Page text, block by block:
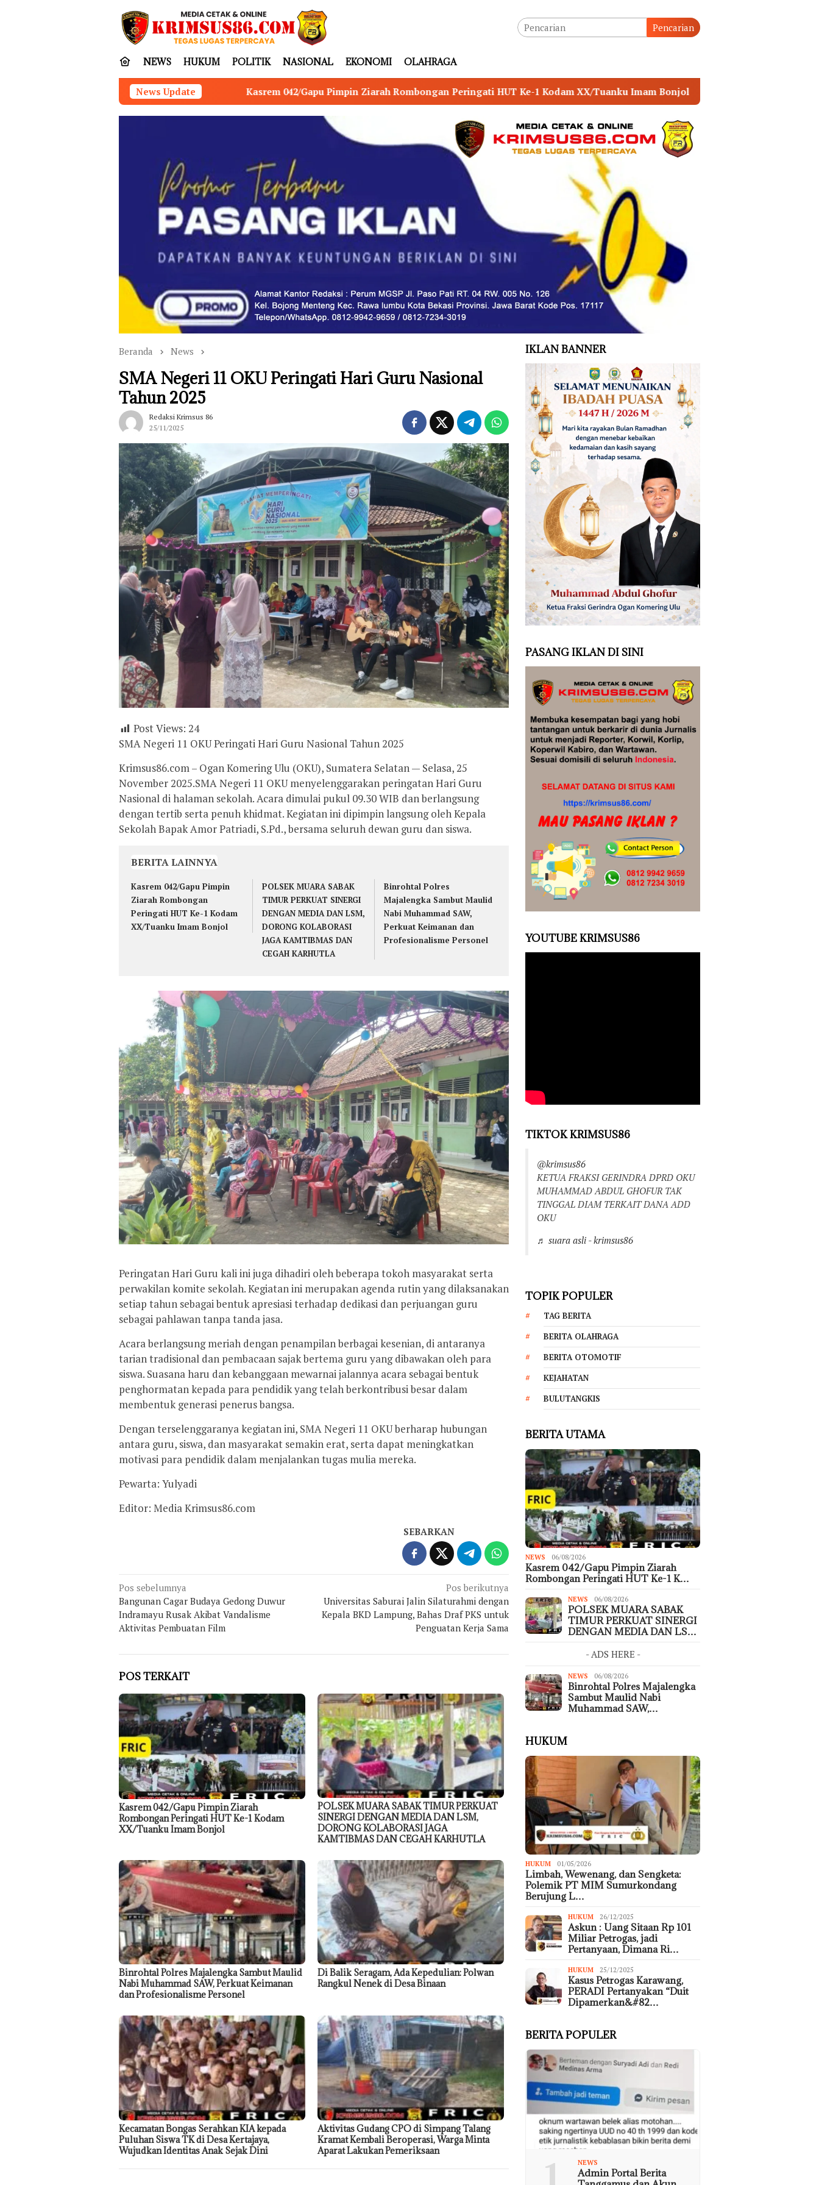
Pencarian
NEWS HUKUM POLITIK NASIONAL EKONOMI OLAHRAGA
News Update
Kasrem 042/Gapu Pimpin Ziarah Rombongan Peringati HUT Ke-1 Kodam XX/Tuanku Imam Bonjol POLSEK MUARA SABAK TIMUR PERKUAT SINERGI
Beranda News
SMA Negeri 11 OKU Peringati Hari Guru Nasional
Tahun 2025
Redaksi Krimsus 86
25/11/2025
Post Views: 24
SMA Negeri 11 OKU Peringati Hari Guru Nasional Tahun 2025
Krimsus86.com – Ogan Komering Ulu (OKU), Sumatera Selatan — Selasa, 25
November 2025.SMA Negeri 11 OKU menyelenggarakan peringatan Hari Guru
Nasional di halaman sekolah. Acara dimulai pukul 09.30 WIB dan berlangsung
dengan tertib serta penuh khidmat. Kegiatan ini dipimpin langsung oleh Kepala
Sekolah Bapak Amor Patriadi, S.Pd., bersama seluruh dewan guru dan siswa.
BERITA LAINNYA
Kasrem 042/Gapu Pimpin
Ziarah Rombongan
Peringati HUT Ke-1 Kodam
XX/Tuanku Imam Bonjol
POLSEK MUARA SABAK
TIMUR PERKUAT SINERGI
DENGAN MEDIA DAN LSM,
DORONG KOLABORASI
JAGA KAMTIBMAS DAN
CEGAH KARHUTLA
Binrohtal Polres
Majalengka Sambut Maulid
Nabi Muhammad SAW,
Perkuat Keimanan dan
Profesionalisme Personel
Peringatan Hari Guru kali ini juga dihadiri oleh beberapa tokoh masyarakat serta
perwakilan komite sekolah. Kegiatan ini merupakan agenda rutin yang dilaksanakan
setiap tahun sebagai bentuk apresiasi terhadap dedikasi dan perjuangan guru
sebagai pahlawan tanpa tanda jasa.
Acara berlangsung meriah dengan penampilan berbagai kesenian, di antaranya
tarian tradisional dan pembacaan sajak bertema guru yang dibawakan oleh para
siswa. Suasana haru dan kebanggaan mewarnai jalannya acara sebagai bentuk
penghormatan kepada para pendidik yang telah berkontribusi besar dalam
membentuk generasi penerus bangsa.
Dengan terselenggaranya kegiatan ini, SMA Negeri 11 OKU berharap hubungan
antara guru, siswa, dan masyarakat semakin erat, serta dapat meningkatkan
motivasi para pendidik dalam menjalankan tugas mulia mereka.
Pewarta: Yulyadi
Editor: Media Krimsus86.com
SEBARKAN
Navigasi
pos
Pos sebelumnya
Bangunan Cagar Budaya Gedong Duwur
Indramayu Rusak Akibat Vandalisme
Aktivitas Pembuatan Film
Pos berikutnya
Universitas Saburai Jalin Silaturahmi dengan
Kepala BKD Lampung, Bahas Draf PKS untuk
Penguatan Kerja Sama
POS TERKAIT
Kasrem 042/Gapu Pimpin Ziarah
Rombongan Peringati HUT Ke-1 Kodam
XX/Tuanku Imam Bonjol
POLSEK MUARA SABAK TIMUR PERKUAT
SINERGI DENGAN MEDIA DAN LSM,
DORONG KOLABORASI JAGA
KAMTIBMAS DAN CEGAH KARHUTLA
Binrohtal Polres Majalengka Sambut Maulid
Nabi Muhammad SAW, Perkuat Keimanan
dan Profesionalisme Personel
Di Balik Seragam, Ada Kepedulian: Polwan
Rangkul Nenek di Desa Binaan
Kecamatan Bongas Serahkan KIA kepada
Puluhan Siswa TK di Desa Kertajaya,
Wujudkan Identitas Anak Sejak Dini
Aktivitas Gudang CPO di Simpang Talang
Kramat Kembali Beroperasi, Warga Minta
Aparat Lakukan Pemeriksaan
IKLAN BANNER
PASANG IKLAN DI SINI
YOUTUBE KRIMSUS86
TIKTOK KRIMSUS86
@krimsus86
KETUA FRAKSI GERINDRA DPRD OKU
MUHAMMAD ABDUL GHOFUR TAK
TINGGAL DIAM TERKAIT DANA ADD
OKU
♬ suara asli - krimsus86
TOPIK POPULER
TAG BERITA
BERITA OLAHRAGA
BERITA OTOMOTIF
KEJAHATAN
BULUTANGKIS
BERITA UTAMA
NEWS 06/08/2026
Kasrem 042/Gapu Pimpin Ziarah
Rombongan Peringati HUT Ke-1 K…
NEWS 06/08/2026
POLSEK MUARA SABAK
TIMUR PERKUAT SINERGI
DENGAN MEDIA DAN LS…
- ADS HERE -
NEWS 06/08/2026
Binrohtal Polres Majalengka
Sambut Maulid Nabi
Muhammad SAW,…
HUKUM
HUKUM 01/05/2026
Limbah, Wewenang, dan Sengketa:
Polemik PT MIM Sumurkondang
Berujung L…
HUKUM 26/12/2025
Askun : Uang Sitaan Rp 101
Miliar Petrogas, jadi
Pertanyaan, Dimana Ri…
HUKUM 25/12/2025
Kasus Petrogas Karawang,
PERADI Pertanyakan “Duit
Dipamerkan&#82…
BERITA POPULER
NEWS
Admin Portal Berita